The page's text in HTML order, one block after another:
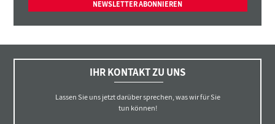
NEWSLETTER ABONNIEREN
IHR KONTAKT ZU UNS
Lassen Sie uns jetzt darüber sprechen, was wir für Sie
tun können!